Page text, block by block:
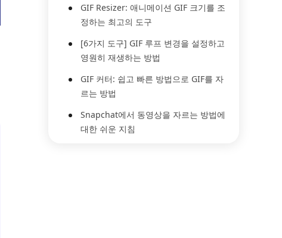
GIF Resizer: 애니메이션 GIF 크기를 조
정하는 최고의 도구
[6가지 도구] GIF 루프 변경을 설정하고
영원히 재생하는 방법
GIF 커터: 쉽고 빠른 방법으로 GIF를 자
르는 방법
Snapchat에서 동영상을 자르는 방법에
대한 쉬운 지침